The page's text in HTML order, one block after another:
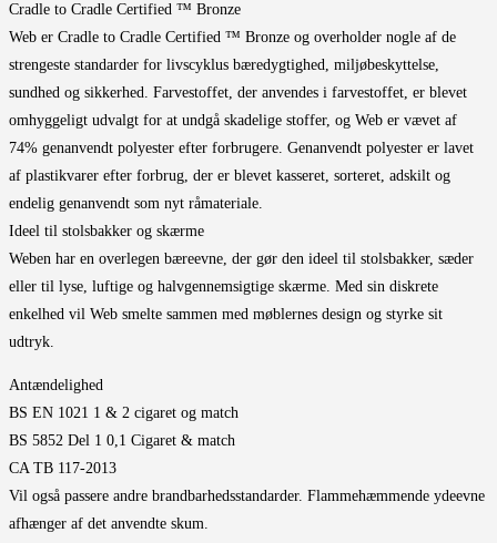
Cradle to Cradle Certified ™ Bronze
Web er Cradle to Cradle Certified ™ Bronze og overholder nogle af de
strengeste standarder for livscyklus bæredygtighed, miljøbeskyttelse,
sundhed og sikkerhed. Farvestoffet, der anvendes i farvestoffet, er blevet
omhyggeligt udvalgt for at undgå skadelige stoffer, og Web er vævet af
74% genanvendt polyester efter forbrugere. Genanvendt polyester er lavet
af plastikvarer efter forbrug, der er blevet kasseret, sorteret, adskilt og
endelig genanvendt som nyt råmateriale.
Ideel til stolsbakker og skærme
Weben har en overlegen bæreevne, der gør den ideel til stolsbakker, sæder
eller til lyse, luftige og halvgennemsigtige skærme. Med sin diskrete
enkelhed vil Web smelte sammen med møblernes design og styrke sit
udtryk.
Antændelighed
BS EN 1021 1 & 2 cigaret og match
BS 5852 Del 1 0,1 Cigaret & match
CA TB 117-2013
Vil også passere andre brandbarhedsstandarder. Flammehæmmende ydeevne
afhænger af det anvendte skum.